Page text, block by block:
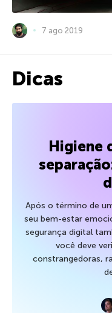
7 ago 2019
Dicas
Higiene
Após o término de
seu bem-estar
segurança digital
você deve
constrangedoras,